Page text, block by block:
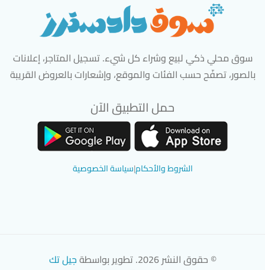
سوق محلي ذكي لبيع وشراء كل شيء. تسجيل المتاجر، إعلانات
بالصور، تصفّح حسب الفئات والموقع، وإشعارات بالعروض القريبة
حمل التطبيق الآن
الشروط والأحكام|سياسة الخصوصية
© حقوق النشر 2026. تطوير بواسطة جيل تك